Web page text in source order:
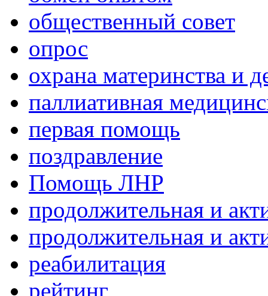
общественный совет
опрос
охрана материнства и
паллиативная
первая помощь
поздравление
Помощь ЛНР
продолжительная и
продолжительная и
реабилитация
рейтинг